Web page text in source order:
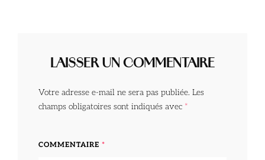
LAISSER UN COMMENTAIRE
Votre adresse e-mail ne sera pas publiée. Les
champs obligatoires sont indiqués avec *
COMMENTAIRE *